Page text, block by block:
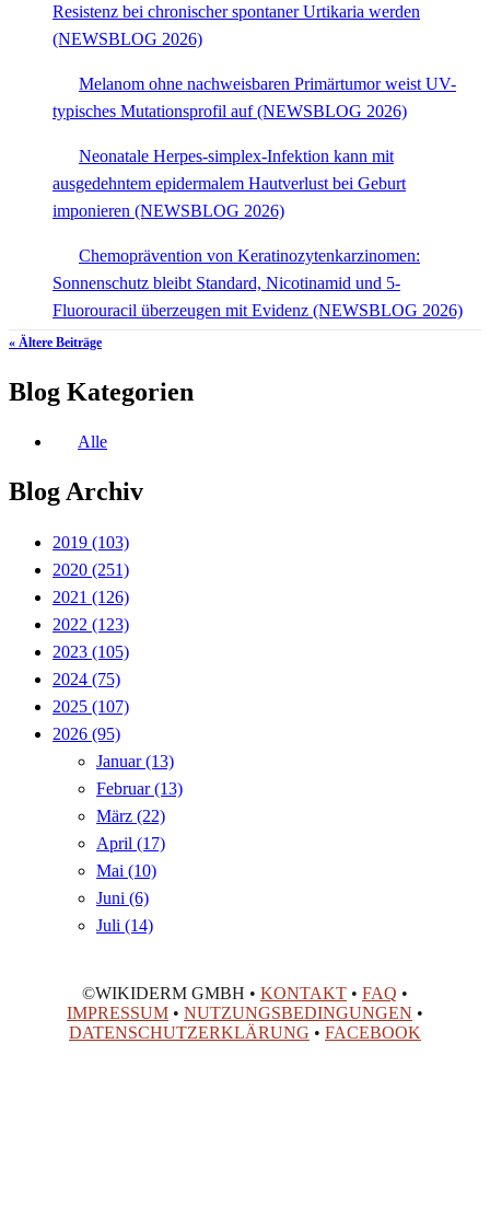
Resistenz bei chronischer spontaner Urtikaria werden
(NEWSBLOG 2026)
Melanom ohne nachweisbaren Primärtumor weist UV-
typisches Mutationsprofil auf (NEWSBLOG 2026)
Neonatale Herpes-simplex-Infektion kann mit
ausgedehntem epidermalem Hautverlust bei Geburt
imponieren (NEWSBLOG 2026)
Chemoprävention von Keratinozytenkarzinomen:
Sonnenschutz bleibt Standard, Nicotinamid und 5-
Fluorouracil überzeugen mit Evidenz (NEWSBLOG 2026)
« Ältere Beiträge
Blog Kategorien
Alle
Blog Archiv
2019 (103)
2020 (251)
2021 (126)
2022 (123)
2023 (105)
2024 (75)
2025 (107)
2026 (95)
Januar(13)
Februar(13)
März (22)
April (17)
Mai (10)
Juni (6)
Juli (14)
©WIKIDERM GMBH • KONTAKT • FAQ •
IMPRESSUM • NUTZUNGSBEDINGUNGEN •
DATENSCHUTZERKLÄRUNG • FACEBOOK